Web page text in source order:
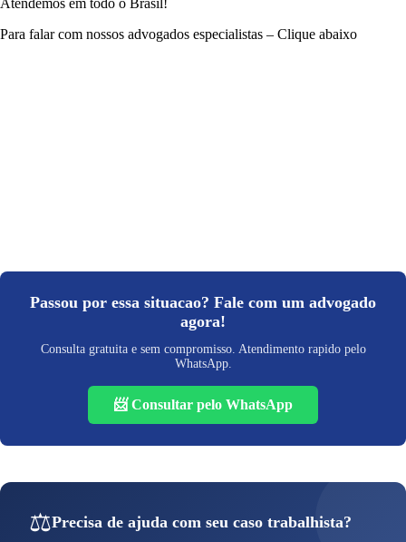
Para falar com nossos advogados especialistas – Clique abaixo
Passou por essa situacao? Fale com um advogado
agora!
Consulta gratuita e sem compromisso. Atendimento rapido pelo
WhatsApp.
📨 Consultar pelo WhatsApp
⚖️Precisa de ajuda com seu caso trabalhista?